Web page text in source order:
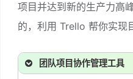
项目并达到新的生产力高
的，利用 Trello 帮你实现
团队项目协作管理工具